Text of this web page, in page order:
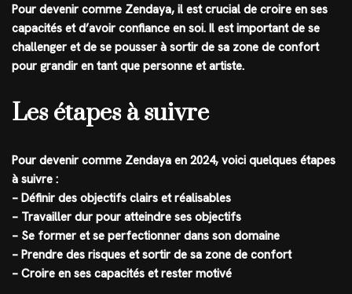
Pour devenir comme Zendaya, il est crucial de croire en ses
capacités et d’avoir confiance en soi. Il est important de se
challenger et de se pousser à sortir de sa zone de confort
pour grandir en tant que personne et artiste.
Les étapes à suivre
Pour devenir comme Zendaya en 2024, voici quelques étapes
à suivre :
– Définir des objectifs clairs et réalisables
– Travailler dur pour atteindre ses objectifs
– Se former et se perfectionner dans son domaine
– Prendre des risques et sortir de sa zone de confort
– Croire en ses capacités et rester motivé